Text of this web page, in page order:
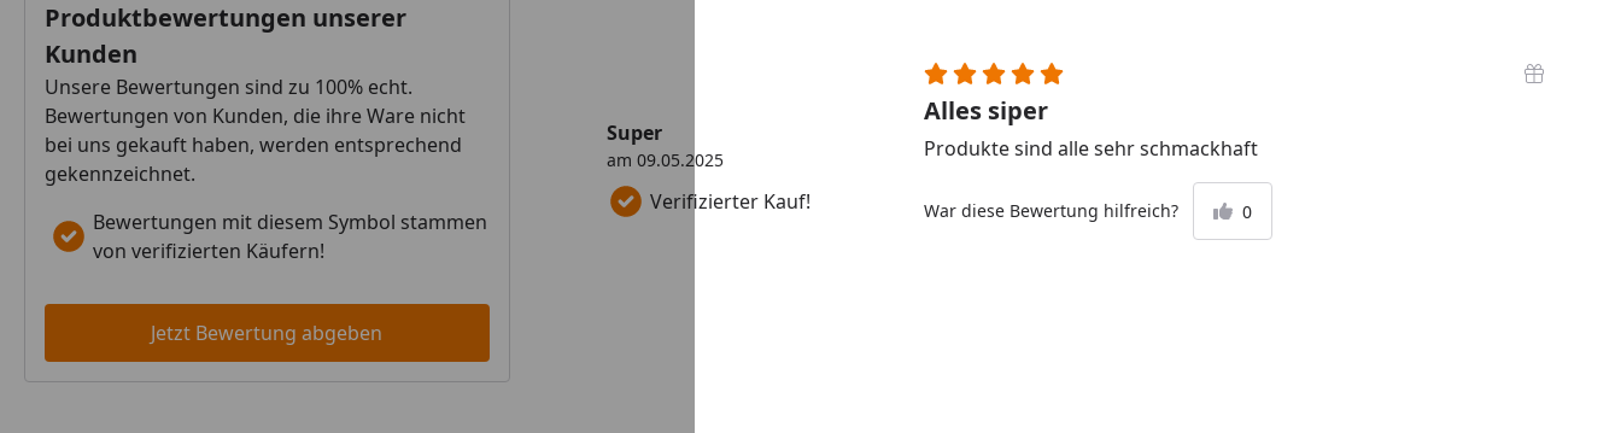
Produktbewertungen unserer
Kunden
Unsere Bewertungen sind zu 100% echt.
Bewertungen von Kunden, die ihre Ware nicht
bei uns gekauft haben, werden entsprechend
gekennzeichnet.
Bewertungen mit diesem Symbol stammen
von verifizierten Käufern!
Jetzt Bewertung abgeben
Verifizierter Kauf!
Super
am 09.05.2025
Alles siper
Produkte sind alle sehr schmackhaft
War diese Bewertung hilfreich? 0